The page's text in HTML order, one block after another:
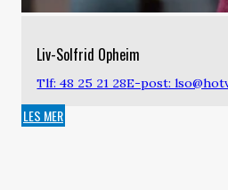
Liv-Solfrid Opheim
Tlf: 48 25 21 28E-post:
LES MER